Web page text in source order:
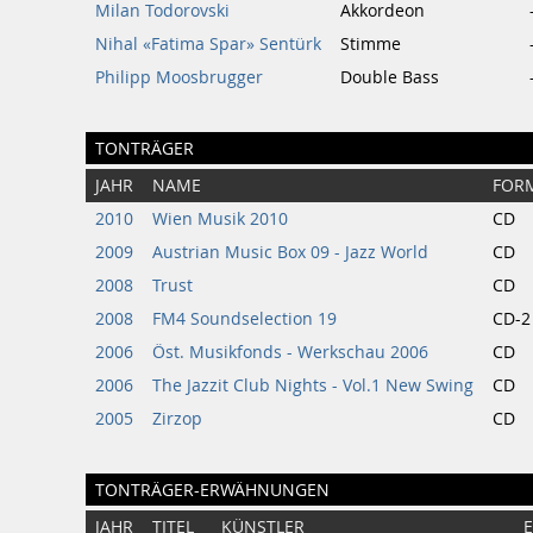
Milan Todorovski
Akkordeon -
Nihal «Fatima Spar» Sentürk
Stimme -
Philipp Moosbrugger
Double Bass -
TONTRÄGER
JAHR NAME
2010
Wien Musik 2010
CD
2009
Austrian Music Box 09 - Jazz World
CD
2008
Trust
CD
2008
FM4 Soundselection 19
CD-2
2006
Öst. Musikfonds - Werkschau 2006
CD
2006
The Jazzit Club Nights - Vol.1 New Swing
CD
2005
Zirzop CD
TONTRÄGER-ERWÄHNUNGEN
JAHR TITEL KÜNSTLER